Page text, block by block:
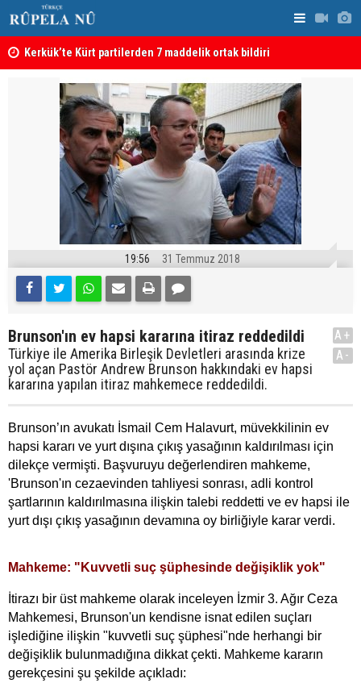
Kerkük’te Kürt partilerden 7 maddelik ortak bildiri
19:56 31 Temmuz 2018
Brunson'ın ev hapsi kararına itiraz reddedildi
Türkiye ile Amerika Birleşik Devletleri arasında krize
yol açan Pastör Andrew Brunson hakkındaki ev hapsi
kararına yapılan itiraz mahkemece reddedildi.
A+
A-
Brunson’ın avukatı İsmail Cem Halavurt, müvekkilinin ev
hapsi kararı ve yurt dışına çıkış yasağının kaldırılması için
dilekçe vermişti. Başvuruyu değerlendiren mahkeme,
'Brunson'ın cezaevinden tahliyesi sonrası, adli kontrol
şartlarının kaldırılmasına ilişkin talebi reddetti ve ev hapsi ile
yurt dışı çıkış yasağının devamına oy birliğiyle karar verdi.
Mahkeme: "Kuvvetli suç şüphesinde değişiklik yok"
İtirazı bir üst mahkeme olarak inceleyen İzmir 3. Ağır Ceza
Mahkemesi, Brunson'un kendisne isnat edilen suçları
işlediğine ilişkin "kuvvetli suç şüphesi"nde herhangi bir
değişiklik bulunmadığına dikkat çekti. Mahkeme kararın
gerekçesini şu şekilde açıkladı: